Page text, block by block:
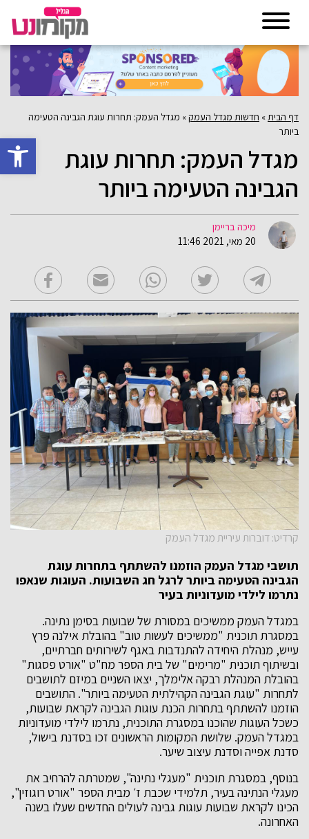
פתח
דף הבית » חדשות מגדל העמק» מגדל העמק: תחרות עוגת הגבינה הטעימה
ביותר
מגדל העמק: תחרות עוגת
הגבינה הטעימה ביותר
מיכה בריימן
20 מאי, 2021 11:46
קרדיט: דוברות עיריית מגדל העמק
תושבי מגדל העמק הוזמנו להשתתף בתחרות עוגת
הגבינה הטעימה ביותר לרגל חג השבועות. העוגות שנאפו
נתרמו לילדי מועדוניות בעיר
במגדל העמק ממשיכים במסורת של שבועות בסימן נתינה.
במסגרת תוכנית "ממשיכים לעשות טוב" בהובלת אילנה פרץ
עייש, מנהלת היחידה להתנדבות באגף לשירותים חברתיים,
ובשיתוף תוכנית "מרימים" של בית הספר מח"ט "אורט פסגות"
בהובלת המנהלת רבקה אלימלך, יצאו השניים במיזם לתושבים
לתחרות "עוגת הגבינה הקהילתית הטעימה ביותר". התושבים
הוזמנו להשתתף בתחרות הכנת עוגות הגבינה לקראת שבועות,
כשכל העוגות שהוכנו במסגרת התוכנית, נתרמו לילדי מועדוניות
במגדל העמק. שלושת המקומות הראשונים זכו בסדנת בישול,
סדנת אפייה וסדנת עיצוב שיער.
בנוסף, במסגרת תוכנית "מעגלי נתינה", שמטרתה להרחיב את
מעגלי הנתינה בעיר, תלמידי שכבת ז׳ מבית הספר "אורט רוגוזין",
הכינו לקראת שבועות עוגות גבינה לעולים החדשים שעלו בשנה
האחרונה.